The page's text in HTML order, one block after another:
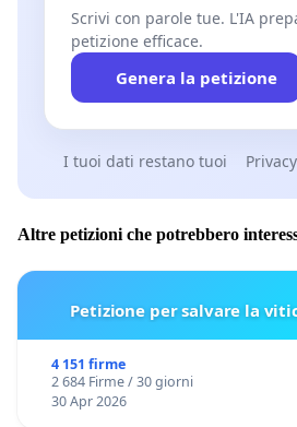
Scrivi con parole tue. L'IA
petizione efficace.
Genera la petizione
I tuoi dati restano tuoi
Altre petizioni che potrebbero
Petizione per salvare la
4 151 firme
2 684 Firme / 30 giorni
30 Apr 2026